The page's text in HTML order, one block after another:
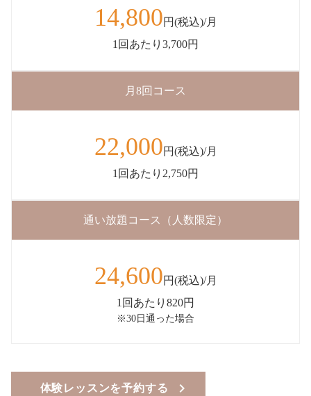
14,800円(税込)/月
1回あたり3,700円
月8回コース
22,000円(税込)/月
1回あたり2,750円
通い放題コース（人数限定）
24,600円(税込)/月
1回あたり820円
※30日通った場合
体験レッスンを予約する